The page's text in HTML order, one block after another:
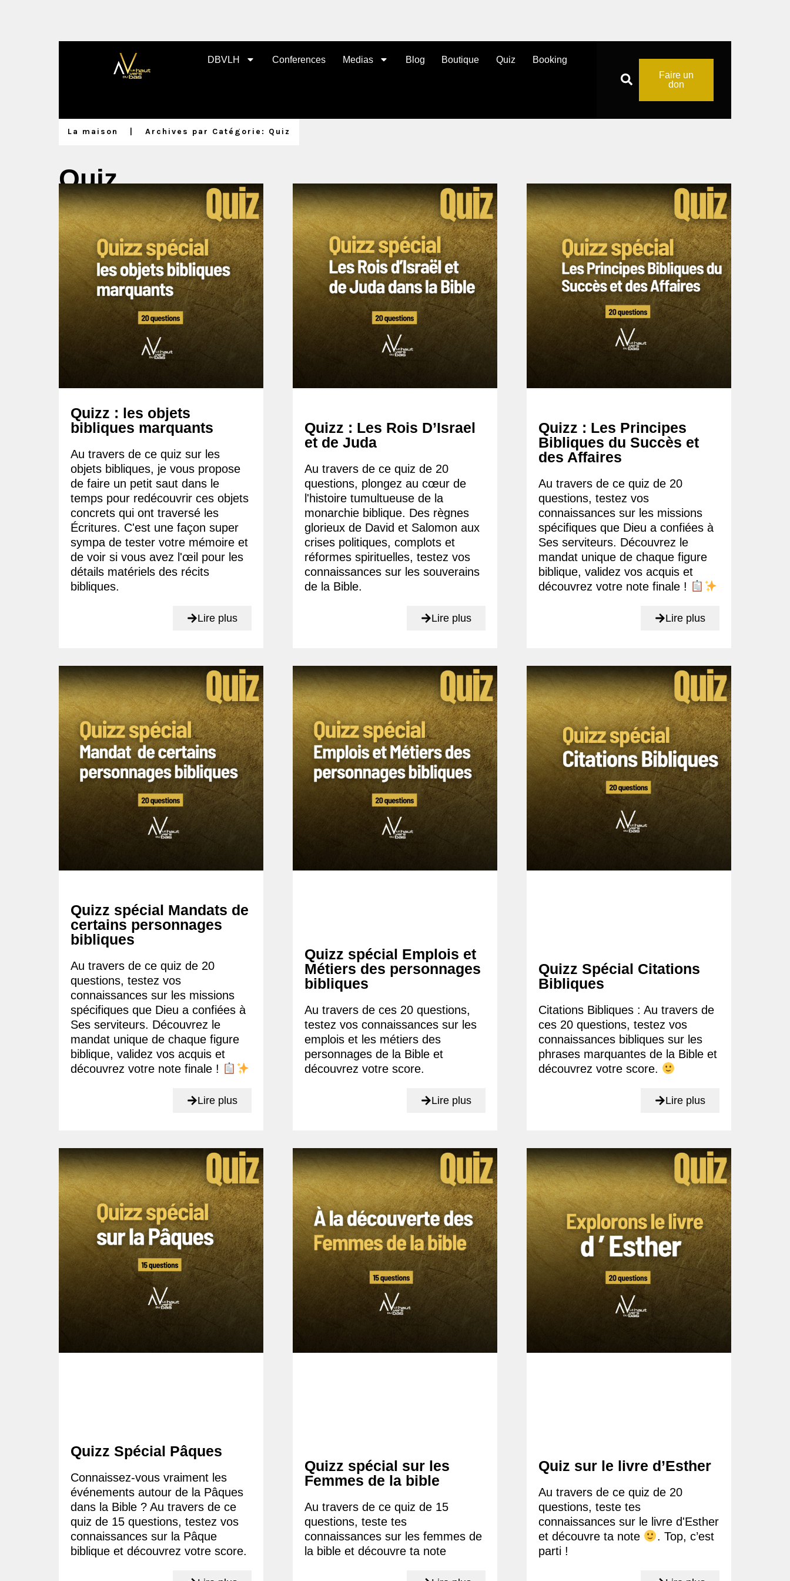
DBVLH Conferences Medias Blog Boutique Quiz
Booking
Faire un
don
La maison Archives par Catégorie: Quiz
Quiz
Quizz : les objets
bibliques marquants
Au travers de ce quiz sur les
objets bibliques, je vous propose
de faire un petit saut dans le
temps pour redécouvrir ces objets
concrets qui ont traversé les
Écritures. C'est une façon super
sympa de tester votre mémoire et
de voir si vous avez l'œil pour les
détails matériels des récits
bibliques.
Lire plus
Quizz : Les Rois D’Israel
et de Juda
Au travers de ce quiz de 20
questions, plongez au cœur de
l'histoire tumultueuse de la
monarchie biblique. Des règnes
glorieux de David et Salomon aux
crises politiques, complots et
réformes spirituelles, testez vos
connaissances sur les souverains
de la Bible.
Lire plus
Quizz : Les Principes
Bibliques du Succès et
des Affaires
Au travers de ce quiz de 20
questions, testez vos
connaissances sur les missions
spécifiques que Dieu a confiées à
Ses serviteurs. Découvrez le
mandat unique de chaque figure
biblique, validez vos acquis et
découvrez votre note finale !
Lire plus
Quizz spécial Mandats de
certains personnages
bibliques
Au travers de ce quiz de 20
questions, testez vos
connaissances sur les missions
spécifiques que Dieu a confiées à
Ses serviteurs. Découvrez le
mandat unique de chaque figure
biblique, validez vos acquis et
découvrez votre note finale !
Lire plus
Quizz spécial Emplois et
Métiers des personnages
bibliques
Au travers de ces 20 questions,
testez vos connaissances sur les
emplois et les métiers des
personnages de la Bible et
découvrez votre score.
Lire plus
Quizz Spécial Citations
Bibliques
Citations Bibliques : Au travers de
ces 20 questions, testez vos
connaissances bibliques sur les
phrases marquantes de la Bible et
découvrez votre score.
Lire plus
Quizz Spécial Pâques
Connaissez-vous vraiment les
événements autour de la Pâques
dans la Bible ? Au travers de ce
quiz de 15 questions, testez vos
connaissances sur la Pâque
biblique et découvrez votre score.
Quizz spécial sur les
Femmes de la bible
Au travers de ce quiz de 15
questions, teste tes
connaissances sur les femmes de
la bible et découvre ta note
Quiz sur le livre d’Esther
Au travers de ce quiz de 20
questions, teste tes
connaissances sur le livre d'Esther
et découvre ta note
. Top, c’est
parti !